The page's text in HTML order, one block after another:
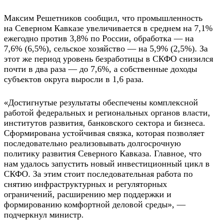
Максим Решетников сообщил, что промышленность
на Северном Кавказе увеличивается в среднем на 7,1%
ежегодно против 3,8% по России, обработка — на
7,6% (6,5%), сельское хозяйство — на 5,9% (2,5%). За
этот же период уровень безработицы в СКФО снизился
почти в два раза — до 7,6%, а собственные доходы
субъектов округа выросли в 1,6 раза.
«Достигнутые результаты обеспечены комплексной
работой федеральных и региональных органов власти,
институтов развития, банковского сектора и бизнеса.
Сформирована устойчивая связка, которая позволяет
последовательно реализовывать долгосрочную
политику развития Северного Кавказа. Главное, что
нам удалось запустить новый инвестиционный цикл в
СКФО. За этим стоит последовательная работа по
снятию инфраструктурных и регуляторных
ограничений, расширению мер поддержки и
формированию комфортной деловой среды», —
подчеркнул министр.